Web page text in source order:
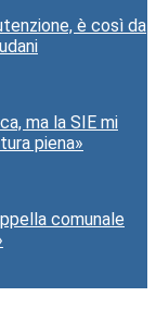
è così da
ma la SIE mi
piena»
comunale